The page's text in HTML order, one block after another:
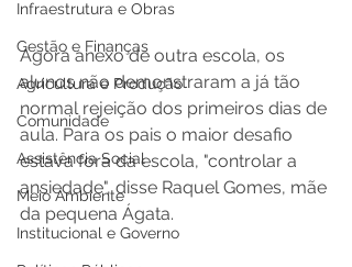
Infraestrutura e Obras
Gestão e Finanças
Agricultura e Produção
Comunidade
Assistência Social
Meio Ambiente
Institucional e Governo
Agora anexo de outra escola, os
alunos não demonstraram a já tão
normal rejeição dos primeiros dias de
aula. Para os pais o maior desafio
estava fora da escola, "controlar a
ansiedade", disse Raquel Gomes, mãe
da pequena Ágata.